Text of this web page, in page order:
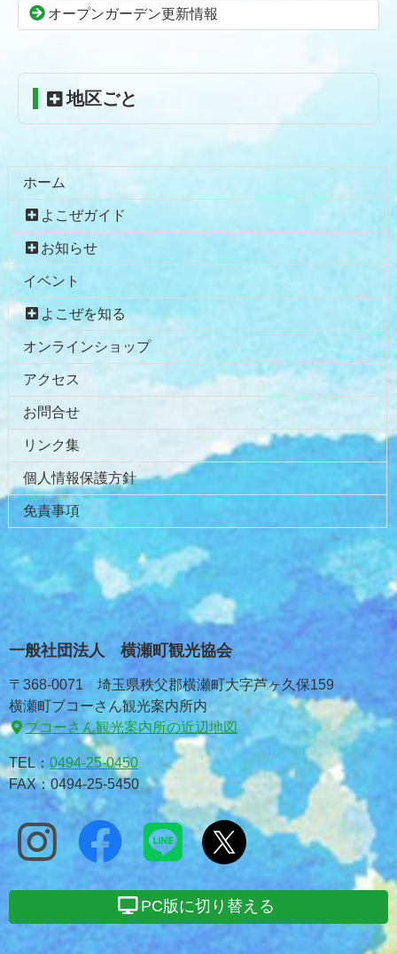
へ
る
オープンガーデン更新情報
地区ごと
ホーム
よこぜガイド
お知らせ
イベント
よこぜを知る
オンラインショップ
アクセス
お問合せ
リンク集
個人情報保護方針
免責事項
一般社団法人 横瀬町観光協会
〒368-0071 埼玉県秩父郡横瀬町大字芦ヶ久保159
横瀬町ブコーさん観光案内所内
ブコーさん観光案内所の近辺地図
TEL：0494-25-0450
FAX：0494-25-5450
PC版に切り替える